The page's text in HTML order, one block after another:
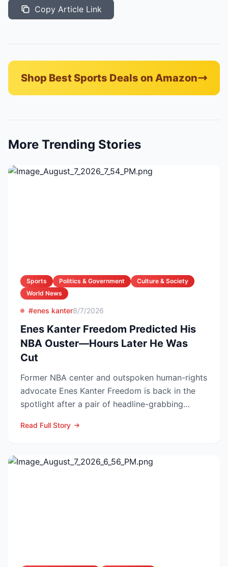
Copy Article Link
Shop Best Sports Deals on Amazon
More Trending Stories
Sports Politics & Government
Culture & Society
World News
#enes kanter8/7/2026
Enes Kanter Freedom Predicted His
NBA Ouster—Hours Later He Was
Cut
Former NBA center and outspoken human-rights
advocate Enes Kanter Freedom is back in the
spotlight after a pair of headline-grabbing
Read Full Story